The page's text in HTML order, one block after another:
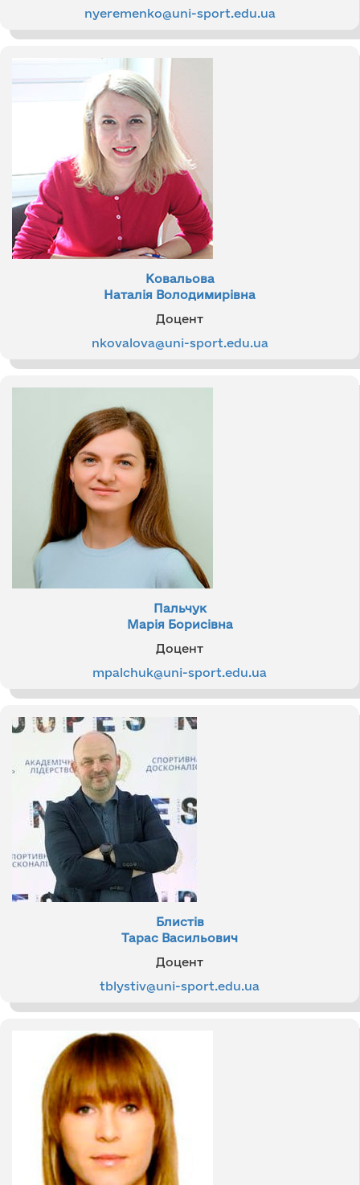
nyeremenko@uni-sport.edu.ua
Ковальова
Наталія Володимирівна
Доцент
nkovalova@uni-sport.edu.ua
Пальчук
Марія Борисівна
Доцент
mpalchuk@uni-sport.edu.ua
Блистів
Тарас Васильович
Доцент
tblystiv@uni-sport.edu.ua